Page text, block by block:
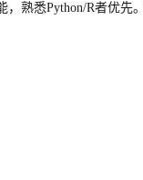
熟悉Python/R者优先